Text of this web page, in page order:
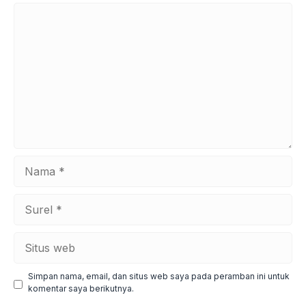
web
Simpan nama, email, dan situs web saya pada peramban ini untuk
komentar saya berikutnya.